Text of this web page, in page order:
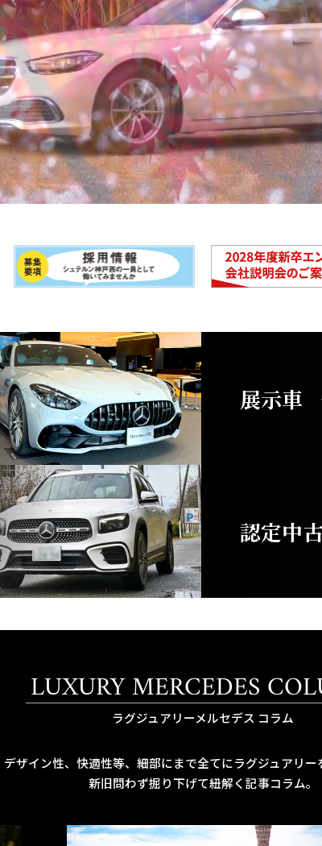
展示車
認定中
LUXURY MERCEDES
ラグジュアリーメルセデス コラム
ザイン性、快適性等、細部にまで全てにラグジュアリー
新旧問わず掘り下げて紐解く記事コラム。